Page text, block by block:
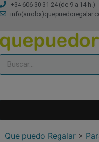
+34 606 30 31 24 (de 9 a 14 h.)
Que puedo Regalar >